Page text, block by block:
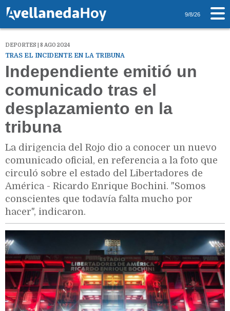
9/8/26
DEPORTES | 8 AGO 2024
TRAS EL INCIDENTE EN LA TRIBUNA
Independiente emitió un
comunicado tras el
desplazamiento en la
tribuna
La dirigencia del Rojo dio a conocer un nuevo
comunicado oficial, en referencia a la foto que
circuló sobre el estado del Libertadores de
América - Ricardo Enrique Bochini. "Somos
conscientes que todavía falta mucho por
hacer", indicaron.